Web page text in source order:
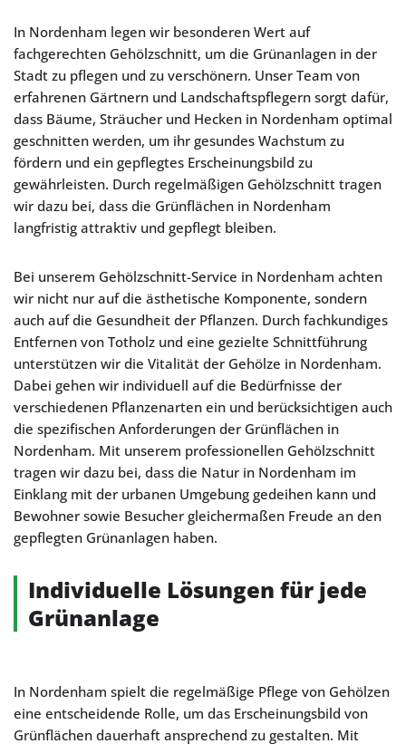
In Nordenham legen wir besonderen Wert auf
fachgerechten Gehölzschnitt, um die Grünanlagen in der
Stadt zu pflegen und zu verschönern. Unser Team von
erfahrenen Gärtnern und Landschaftspflegern sorgt dafür,
dass Bäume, Sträucher und Hecken in Nordenham optimal
geschnitten werden, um ihr gesundes Wachstum zu
fördern und ein gepflegtes Erscheinungsbild zu
gewährleisten. Durch regelmäßigen Gehölzschnitt tragen
wir dazu bei, dass die Grünflächen in Nordenham
langfristig attraktiv und gepflegt bleiben.
Bei unserem Gehölzschnitt-Service in Nordenham achten
wir nicht nur auf die ästhetische Komponente, sondern
auch auf die Gesundheit der Pflanzen. Durch fachkundiges
Entfernen von Totholz und eine gezielte Schnittführung
unterstützen wir die Vitalität der Gehölze in Nordenham.
Dabei gehen wir individuell auf die Bedürfnisse der
verschiedenen Pflanzenarten ein und berücksichtigen auch
die spezifischen Anforderungen der Grünflächen in
Nordenham. Mit unserem professionellen Gehölzschnitt
tragen wir dazu bei, dass die Natur in Nordenham im
Einklang mit der urbanen Umgebung gedeihen kann und
Bewohner sowie Besucher gleichermaßen Freude an den
gepflegten Grünanlagen haben.
Individuelle Lösungen für jede
Grünanlage
In Nordenham spielt die regelmäßige Pflege von Gehölzen
eine entscheidende Rolle, um das Erscheinungsbild von
Grünflächen dauerhaft ansprechend zu gestalten. Mit